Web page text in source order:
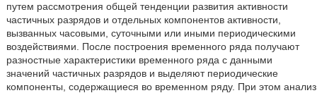
путем рассмотрения общей тенденции развития активности
частичных разрядов и отдельных компонентов активности,
вызванных часовыми, суточными или иными периодическими
воздействиями. После построения временного ряда получают
разностные характеристики временного ряда с данными
значений частичных разрядов и выделяют периодические
компоненты, содержащиеся во временном ряду. При этом анализ